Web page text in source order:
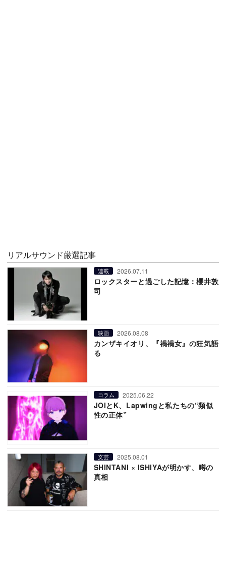
リアルサウンド厳選記事
連載 2026.07.11
ロックスターと過ごした記憶：櫻井敦
司
映画 2026.08.08
カンザキイオリ、『禍禍女』の狂気語
る
コラム 2025.06.22
JOIとK、Lapwingと私たちの“類似
性の正体”
文芸 2025.08.01
SHINTANI × ISHIYAが明かす、噂の
真相